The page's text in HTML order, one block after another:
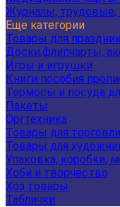
Журналы, трудовые,
Еще категории
Товары для
Доски,флипчарты,
Игры и игрушки
Книги пособия
Термосы и посуда
Пакеты
Оргтехника
Товары для торговли
Товары для
Упаковка, коробки,
Хоби и творчество
Хоз товары
Таблички